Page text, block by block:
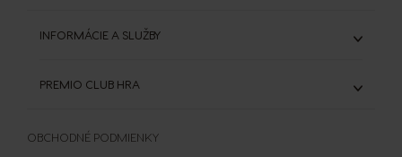
Čokoládové nápoje
Výhodná balenia
Genio S Plus
INFORMÁCIE A SLUŽBY
DOLCE GUSTO SYSTÉM
UDRŽATEĽNOSŤ
PREMIO CLUB HRA
Vložiť kód
OBCHODNÉ PODMIENKY